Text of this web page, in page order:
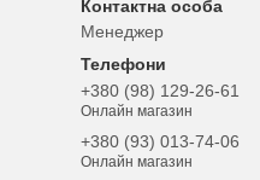
Менеджер
+380 (98) 129-26-61
Онлайн магазин
+380 (93) 013-74-06
Онлайн магазин